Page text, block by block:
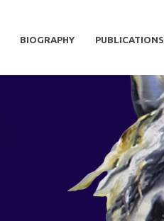
BIOGRAPHY PUBLICATIONS